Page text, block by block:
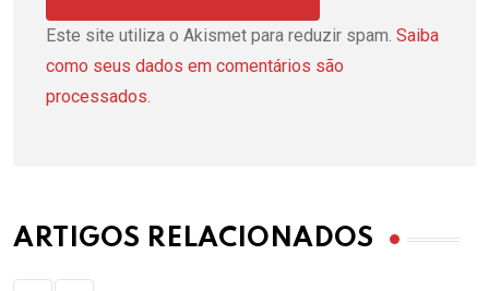
Este site utiliza o Akismet para reduzir spam. Saiba
como seus dados em comentários são
processados.
ARTIGOS RELACIONADOS